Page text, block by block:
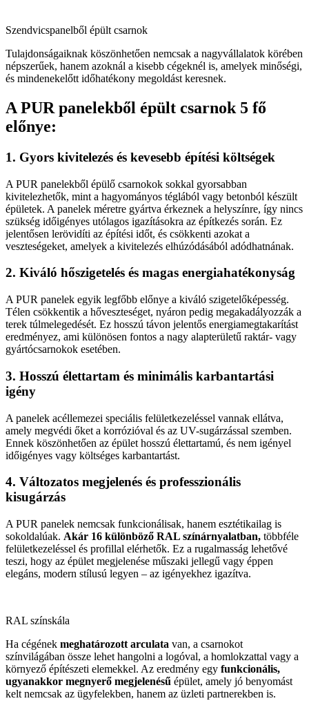
Szendvicspanelből épült csarnok
Tulajdonságaiknak köszönhetően nemcsak a nagyvállalatok körében
népszerűek, hanem azoknál a kisebb cégeknél is, amelyek minőségi,
és mindenekelőtt időhatékony megoldást keresnek.
A PUR panelekből épült csarnok 5 fő
előnye:
1. Gyors kivitelezés és kevesebb építési költségek
A PUR panelekből épülő csarnokok sokkal gyorsabban
kivitelezhetők, mint a hagyományos téglából vagy betonból készült
épületek. A panelek méretre gyártva érkeznek a helyszínre, így nincs
szükség időigényes utólagos igazításokra az építkezés során. Ez
jelentősen lerövidíti az építési időt, és csökkenti azokat a
veszteségeket, amelyek a kivitelezés elhúzódásából adódhatnának.
2. Kiváló hőszigetelés és magas energiahatékonyság
A PUR panelek egyik legfőbb előnye a kiváló szigetelőképesség.
Télen csökkentik a hőveszteséget, nyáron pedig megakadályozzák a
terek túlmelegedését. Ez hosszú távon jelentős energiamegtakarítást
eredményez, ami különösen fontos a nagy alapterületű raktár- vagy
gyártócsarnokok esetében.
3. Hosszú élettartam és minimális karbantartási
igény
A panelek acéllemezei speciális felületkezeléssel vannak ellátva,
amely megvédi őket a korrózióval és az UV-sugárzással szemben.
Ennek köszönhetően az épület hosszú élettartamú, és nem igényel
időigényes vagy költséges karbantartást.
4. Változatos megjelenés és professzionális
kisugárzás
A PUR panelek nemcsak funkcionálisak, hanem esztétikailag is
sokoldalúak. Akár 16 különböző RAL színárnyalatban, többféle
felületkezeléssel és profillal elérhetők. Ez a rugalmasság lehetővé
teszi, hogy az épület megjelenése műszaki jellegű vagy éppen
elegáns, modern stílusú legyen – az igényekhez igazítva.
RAL színskála
Ha cégének meghatározott arculata van, a csarnokot
színvilágában össze lehet hangolni a logóval, a homlokzattal vagy a
környező építészeti elemekkel. Az eredmény egy funkcionális,
ugyanakkor megnyerő megjelenésű épület, amely jó benyomást
kelt nemcsak az ügyfelekben, hanem az üzleti partnerekben is.